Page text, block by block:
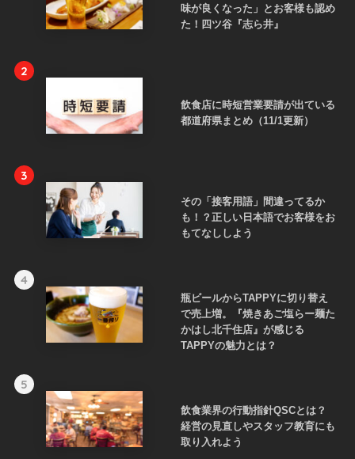
味が良くなった」とお客様も認め
た！四ツ谷『志ら井』
2
飲食店に時短営業要請が出ている
都道府県まとめ（11/1更新）
3
その「接客用語」間違ってるか
も！？正しい日本語でお客様をお
もてなししよう
4
瓶ビールからTAPPYに切り替え
で売上増。『焼きあご塩らー麺た
かはし北千住店』が感じる
TAPPYの魅力とは？
5
飲食業界の行動指針QSCとは？
経営の見直しやスタッフ教育にも
取り入れよう